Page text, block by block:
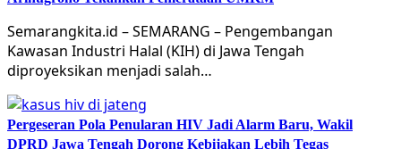
Semarangkita.id – SEMARANG – Pengembangan
Kawasan Industri Halal (KIH) di Jawa Tengah
diproyeksikan menjadi salah…
Pergeseran Pola Penularan HIV Jadi Alarm Baru, Wakil
DPRD Jawa Tengah Dorong Kebijakan Lebih Tegas